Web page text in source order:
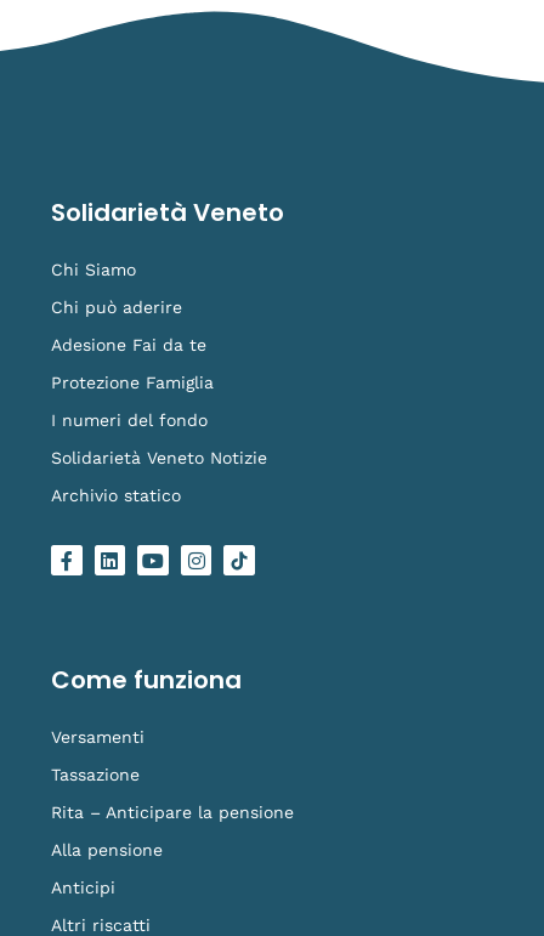
Solidarietà Veneto
Chi Siamo
Chi può aderire
Adesione Fai da te
Protezione Famiglia
I numeri del fondo
Solidarietà Veneto Notizie
Archivio statico
F
a
o
k
L
i
n
Y
o
I
n
a
L
o
k
Come funziona
Versamenti
Tassazione
Rita – Anticipare la pensione
Alla pensione
Anticipi
Altri riscatti